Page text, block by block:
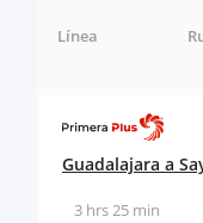
Línea
Guadalajara a
3 hrs 25 min